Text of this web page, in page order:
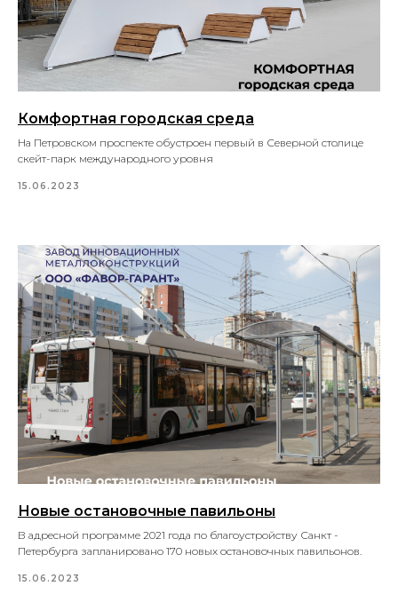
Комфортная городская среда
На Петровском проспекте обустроен первый в Северной столице
скейт-парк международного уровня
15.06.2023
Новые остановочные павильоны
В адресной программе 2021 года по благоустройству Санкт -
Петербурга запланировано 170 новых остановочных павильонов.
15.06.2023